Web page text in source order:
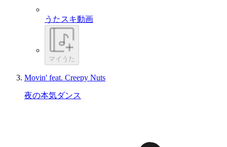
うたスキ動画
マイうた
Movin' feat. Creepy Nuts
夜の本気ダンス